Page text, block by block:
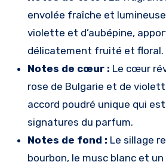
envolée fraîche et
violette et d’aubépine,
délicatement fruité et floral.
Notes de cœur : Le cœur
rose de Bulgarie et de
accord poudré unique qui est
signatures du parfum.
Notes de fond : Le sillage
bourbon, le musc blanc et